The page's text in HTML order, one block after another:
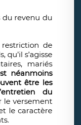
du revenu du
de
qu’il s’agisse
mariés
néanmoins
être les
du
versement
le caractère